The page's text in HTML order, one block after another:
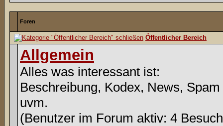
Foren
Öffentlicher Bereich
Allgemein
Alles was interessant ist:
Beschreibung, Kodex, News, Spam
uvm.
(Benutzer im Forum aktiv: 4